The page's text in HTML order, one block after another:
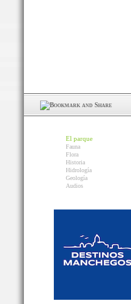
El parque
Fauna
Flora
Historia
Hidrología
Geología
Audios